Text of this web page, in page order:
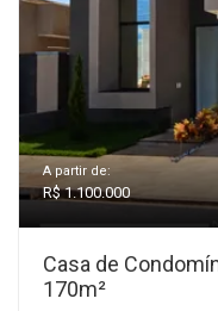
A partir de:
R$ 1.100.000
Casa de
170m²